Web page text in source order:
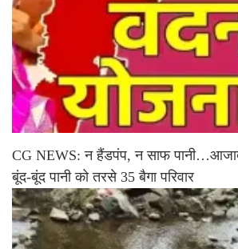
CG NEWS: न हैंडपंप, न साफ
बूंद-बूंद पानी को तरसे 35 बैगा परिवार